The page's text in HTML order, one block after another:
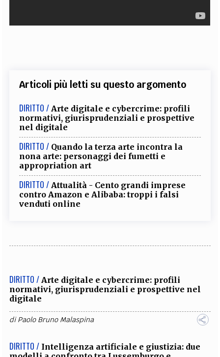
Articoli più letti su questo argomento
DIRITTO / Arte digitale e cybercrime: profili
normativi, giurisprudenziali e prospettive
nel digitale
DIRITTO / Quando la terza arte incontra la
nona arte: personaggi dei fumetti e
appropriation art
DIRITTO / Attualità - Cento grandi imprese
contro Amazon e Alibaba: troppi i falsi
venduti online
DIRITTO / Arte digitale e cybercrime: profili
normativi, giurisprudenziali e prospettive nel
digitale
diPaolo Bruno Malaspina
DIRITTO / Intelligenza artificiale e giustizia: due